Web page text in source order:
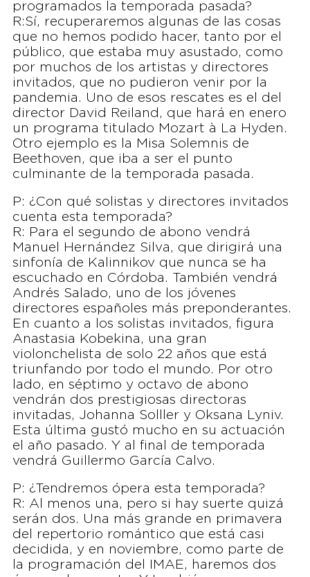
programados la temporada pasada?
R:Sí, recuperaremos algunas de las cosas
que no hemos podido hacer, tanto por el
público, que estaba muy asustado, como
por muchos de los artistas y directores
invitados, que no pudieron venir por la
pandemia. Uno de esos rescates es el del
director David Reiland, que hará en enero
un programa titulado Mozart à La Hyden.
Otro ejemplo es la Misa Solemnis de
Beethoven, que iba a ser el punto
culminante de la temporada pasada.
P: ¿Con qué solistas y directores invitados
cuenta esta temporada?
R: Para el segundo de abono vendrá
Manuel Hernández Silva, que dirigirá una
sinfonía de Kalinnikov que nunca se ha
escuchado en Córdoba. También vendrá
Andrés Salado, uno de los jóvenes
directores españoles más preponderantes.
En cuanto a los solistas invitados, figura
Anastasia Kobekina, una gran
violonchelista de solo 22 años que está
triunfando por todo el mundo. Por otro
lado, en séptimo y octavo de abono
vendrán dos prestigiosas directoras
invitadas, Johanna Solller y Oksana Lyniv.
Esta última gustó mucho en su actuación
el año pasado. Y al final de temporada
vendrá Guillermo García Calvo.
P: ¿Tendremos ópera esta temporada?
R: Al menos una, pero si hay suerte quizá
serán dos. Una más grande en primavera
del repertorio romántico que está casi
decidida, y en noviembre, como parte de
la programación del IMAE, haremos dos